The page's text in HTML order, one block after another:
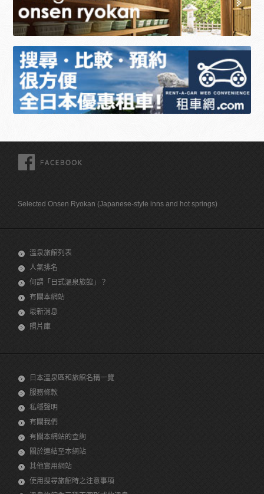
Selected Onsen Ryokan (Japanese-style inns and hot springs)
溫泉旅館列表
人氣排名
何謂「日式溫泉旅館」？
有關本網站
最新消息
照片庫
日本溫泉區和旅館名稱一覽
服務條款
私穩聲明
有關我們
有關本網站的查詢
關於連結至本網站
其他實用網站
使用搜尋旅館時之注意事項